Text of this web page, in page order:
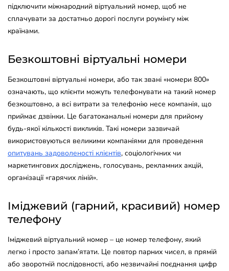
підключити міжнародний віртуальний номер, щоб не
сплачувати за достатньо дорогі послуги роумінгу між
країнами.
Безкоштовні віртуальні номери
Безкоштовні віртуальні номери, або так звані «номери 800»
означають, що клієнти можуть телефонувати на такий номер
безкоштовно, а всі витрати за телефонію несе компанія, що
приймає дзвінки. Це багатоканальні номери для прийому
будь-якої кількості викликів. Такі номери зазвичай
використовуються великими компаніями для проведення
опитувань задоволеності клієнтів, соціологічних чи
маркетингових досліджень, голосувань, рекламних акцій,
організації «гарячих ліній».
Іміджевий (гарний, красивий) номер
телефону
Іміджевий віртуальний номер – це номер телефону, який
легко і просто запам’ятати. Це повтор парних чисел, в прямій
або зворотній послідовності, або незвичайні поєднання цифр